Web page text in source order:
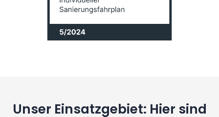
Unser Einsatzgebiet: Hier sind